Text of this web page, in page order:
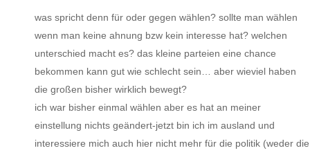
was spricht denn für oder gegen wählen? sollte man wählen
wenn man keine ahnung bzw kein interesse hat? welchen
unterschied macht es? das kleine parteien eine chance
bekommen kann gut wie schlecht sein… aber wieviel haben
die großen bisher wirklich bewegt?
ich war bisher einmal wählen aber es hat an meiner
einstellung nichts geändert-jetzt bin ich im ausland und
interessiere mich auch hier nicht mehr für die politik (weder die